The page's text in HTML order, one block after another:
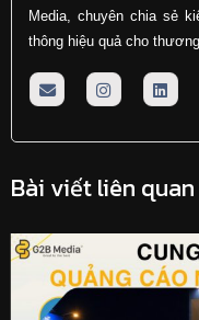
Media, chuyên chia sẻ
thông hiệu quả cho
Bài viết liên quan